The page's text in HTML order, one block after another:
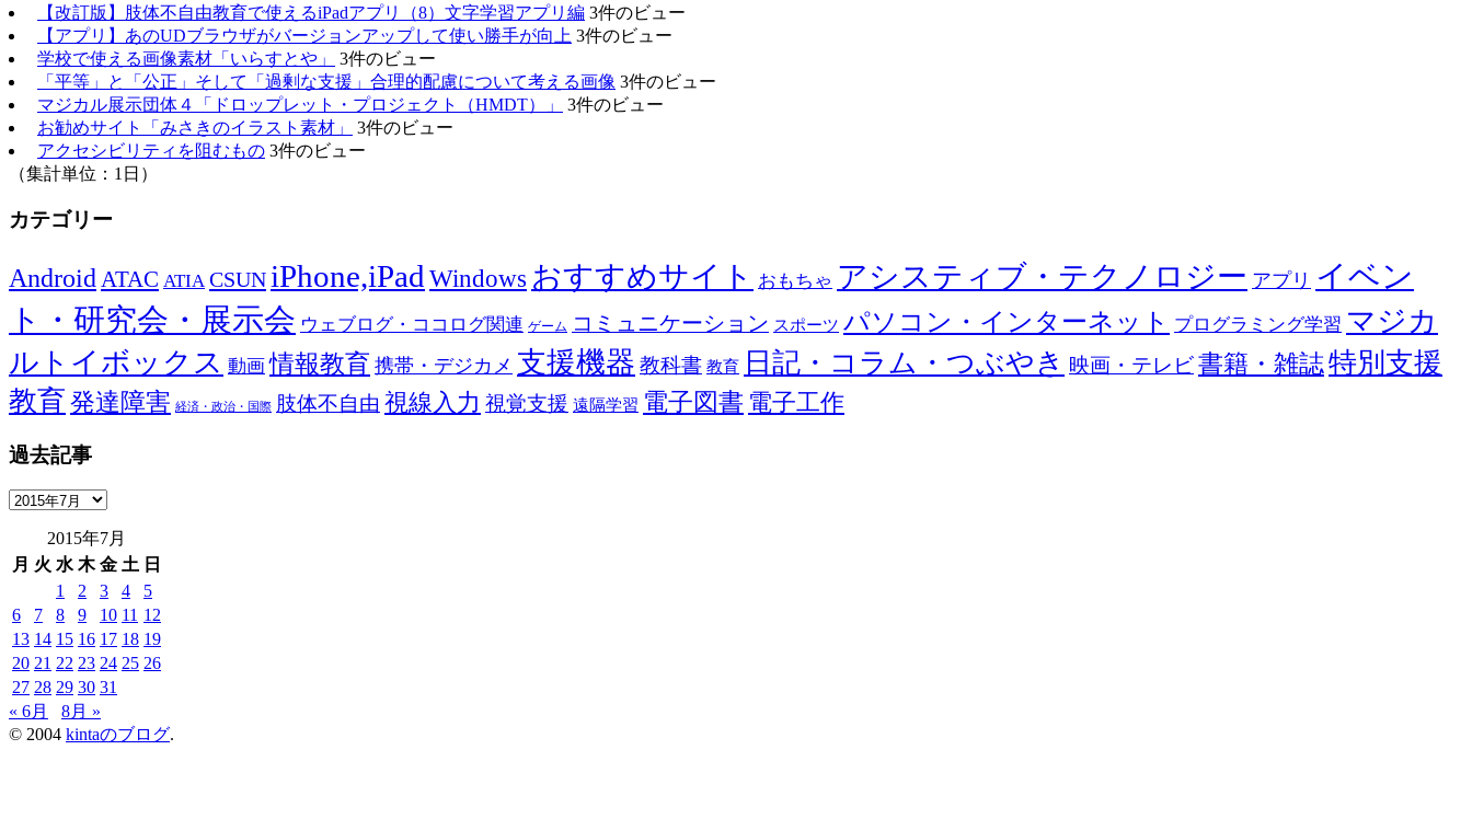
【改訂版】肢体不自由教育で使えるiPadアプリ（8）文字学習アプリ編 3件のビュー
【アプリ】あのUDブラウザがバージョンアップして使い勝手が向上 3件のビュー
学校で使える画像素材「いらすとや」
3件のビュー
「平等」と「公正」そして「過剰な支援」合理的配慮について考える画像 3件のビュー
マジカル展示団体４「ドロップレット・プロジェクト（HMDT）」
3件のビュー
お勧めサイト「みさきのイラスト素材」
3件のビュー
アクセシビリティを阻むもの 3件のビュー
（集計単位：1日）
カテゴリー
Android ATAC ATIA CSUN iPhone,iPad Windows おすすめサイト おもちゃ アシスティブ・テクノロジー アプリ イベン
ト・研究会・展示会 ウェブログ・ココログ関連 ゲーム コミュニケーション スポーツ パソコン・インターネット プログラミング学習 マジカ
ルトイボックス 動画 情報教育 携帯・デジカメ 支援機器 教科書 教育 日記・コラム・つぶやき 映画・テレビ書籍・雑誌特別支援
教育発達障害 経済・政治・国際 肢体不自由 視線入力 視覚支援 遠隔学習 電子図書 電子工作
過去記事
過
事
2015年7月
月 火 水 木 金 土 日
1
2 3 4
5
6
7 8 9 10 11 12
13 14 15 16 17 18 19
20 21 22 23 24 25 26
27 28 29 30 31
« 6月
8月 »
© 2004 kintaのブログ.